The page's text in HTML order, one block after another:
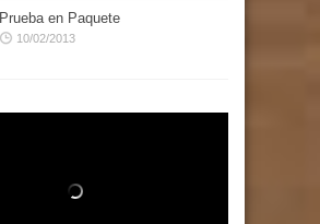
Prueba en Paquete
10/02/2013